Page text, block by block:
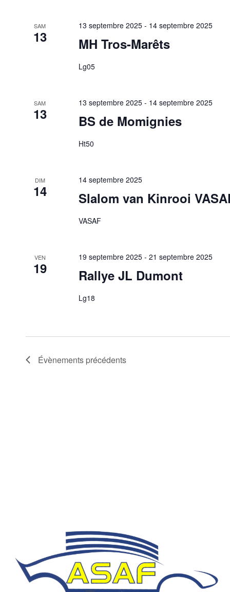
SAM
13
13 septembre 2025 - 14 septembre 2025
MH Tros-Marêts
Lg05
SAM
13
13 septembre 2025 - 14 septembre 2025
BS de Momignies
Ht50
DIM
14
14 septembre 2025
Slalom van Kinrooi
VASAF
VEN
19
19 septembre 2025 -21 septembre 2025
Rallye JL Dumont
Lg18
Évènements précédents